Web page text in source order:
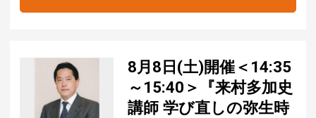
8月8日(土)開催＜14:35
～15:40＞『来村多加史
講師 学び直しの弥生時